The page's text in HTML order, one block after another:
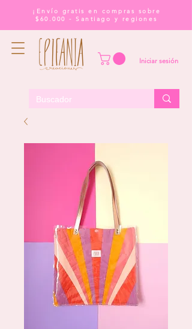
¡Envío gratis en compras sobre
$60.000 - Santiago y regiones
Iniciar sesión